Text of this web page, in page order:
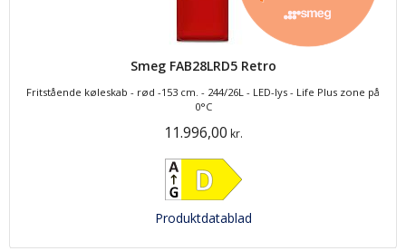
Smeg FAB28LRD5 Retro
Fritstående køleskab - rød -153 cm. - 244/26L - LED-lys - Life Plus zone på
0°C
11.996,00 kr.
Produktdatablad